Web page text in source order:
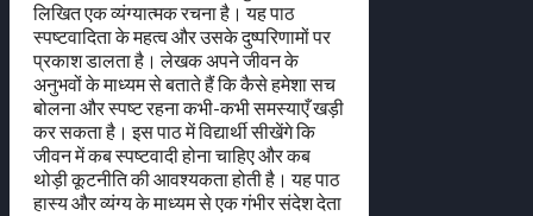
लिखित एक व्यंग्यात्मक रचना है। यह पाठ
स्पष्टवादिता के महत्व और उसके दुष्परिणामों पर
प्रकाश डालता है। लेखक अपने जीवन के
अनुभवों के माध्यम से बताते हैं कि कैसे हमेशा सच
बोलना और स्पष्ट रहना कभी-कभी समस्याएँ खड़ी
कर सकता है। इस पाठ में विद्यार्थी सीखेंगे कि
जीवन में कब स्पष्टवादी होना चाहिए और कब
थोड़ी कूटनीति की आवश्यकता होती है। यह पाठ
हास्य और व्यंग्य के माध्यम से एक गंभीर संदेश देता